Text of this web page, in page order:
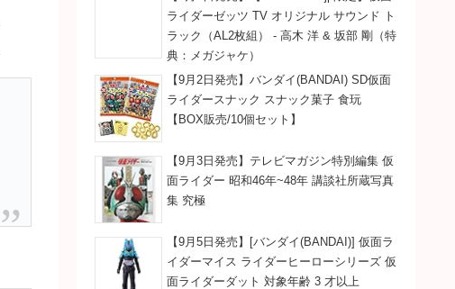
ライダーゼッツ TV オリジナル サウンド ト
ラック（AL2枚組） - 高木 洋 & 坂部 剛（特
典：メガジャケ）
【9月2日発売】バンダイ(BANDAI) SD仮面
ライダースナック スナック菓子 食玩
【BOX販売/10個セット】
【9月3日発売】テレビマガジン特別編集 仮
面ライダー 昭和46年~48年 講談社所蔵写真
集 究極
【9月5日発売】[バンダイ(BANDAI)] 仮面ラ
イダーマイス ライダーヒーローシリーズ 仮
面ライダーダット 対象年齢 3 才以上